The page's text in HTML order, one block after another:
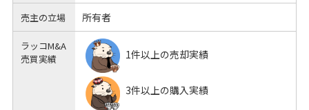
売主の立場 所有者
ラッコM&A
売買実績
1件以上の売却実績
3件以上の購入実績